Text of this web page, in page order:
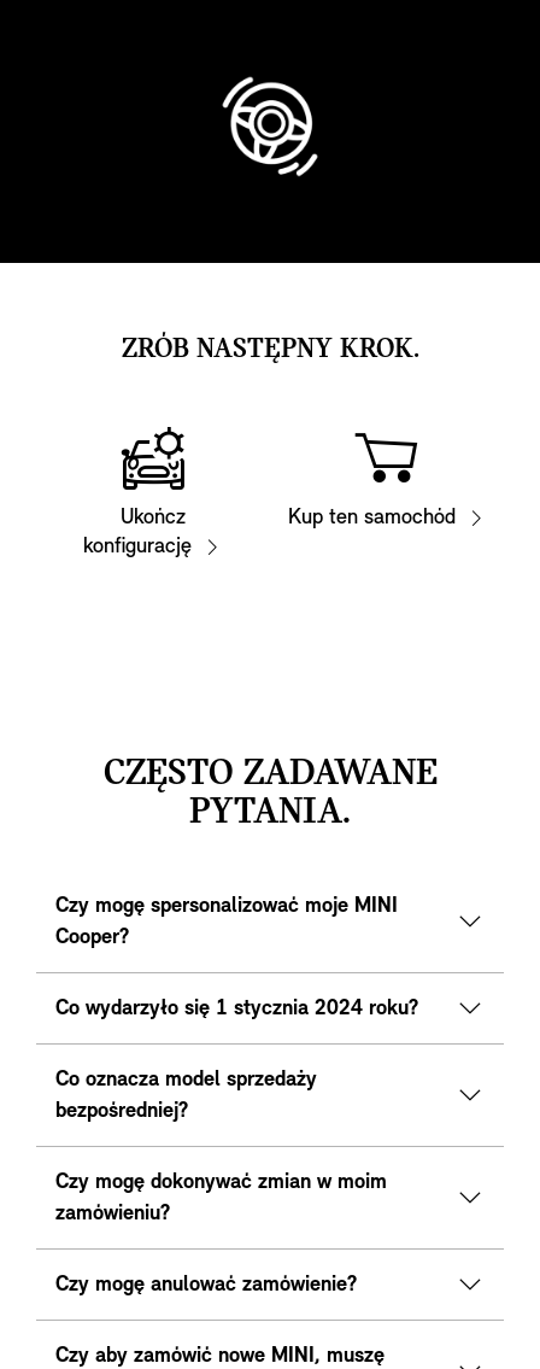
ZRÓB NASTĘPNY KROK.
Ukończ
konfigurację
Kup ten samochód
CZĘSTO ZADAWANE
PYTANIA.
Czy mogę spersonalizować moje MINI
Cooper?
Co wydarzyło się 1 stycznia 2024 roku?
Co oznacza model sprzedaży
bezpośredniej?
Czy mogę dokonywać zmian w moim
zamówieniu?
Czy mogę anulować zamówienie?
Czy aby zamówić nowe MINI, muszę